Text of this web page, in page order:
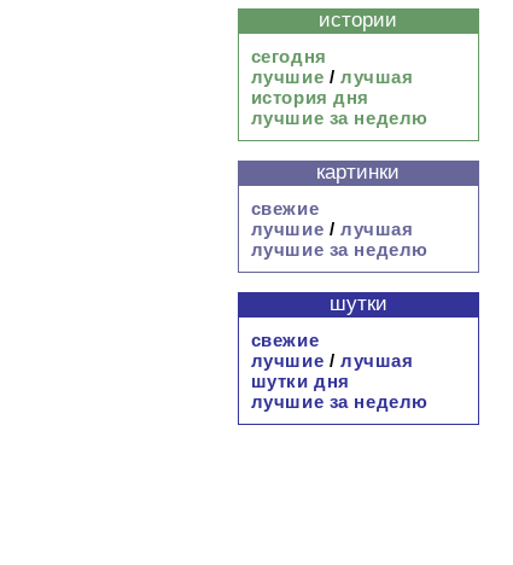
истории
сегодня
лучшие / лучшая
история дня
лучшие за неделю
картинки
свежие
лучшие / лучшая
лучшие за неделю
шутки
свежие
лучшие / лучшая
шутки дня
лучшие за неделю